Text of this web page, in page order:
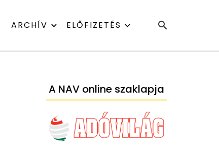
ARCHÍV ELŐFIZETÉS
A NAV online szaklapja